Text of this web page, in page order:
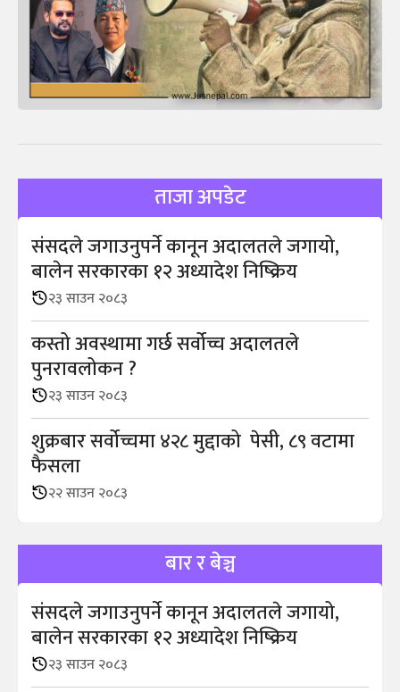
ताजा अपडेट
संसदले जगाउनुपर्ने कानून अदालतले जगायो,
बालेन सरकारका १२ अध्यादेश निष्क्रिय
२३ साउन २०८३
कस्तो अवस्थामा गर्छ सर्वोच्च अदालतले
पुनरावलोकन ?
२३ साउन २०८३
शुक्रबार सर्वोच्चमा ४२८ मुद्दाको पेसी, ८९ वटामा
फैसला
२२ साउन २०८३
बार र बेञ्च
संसदले जगाउनुपर्ने कानून अदालतले जगायो,
बालेन सरकारका १२ अध्यादेश निष्क्रिय
२३ साउन २०८३